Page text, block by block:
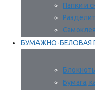
Папки и
БУМАЖНО-БЕЛОВАЯ
Бумага,